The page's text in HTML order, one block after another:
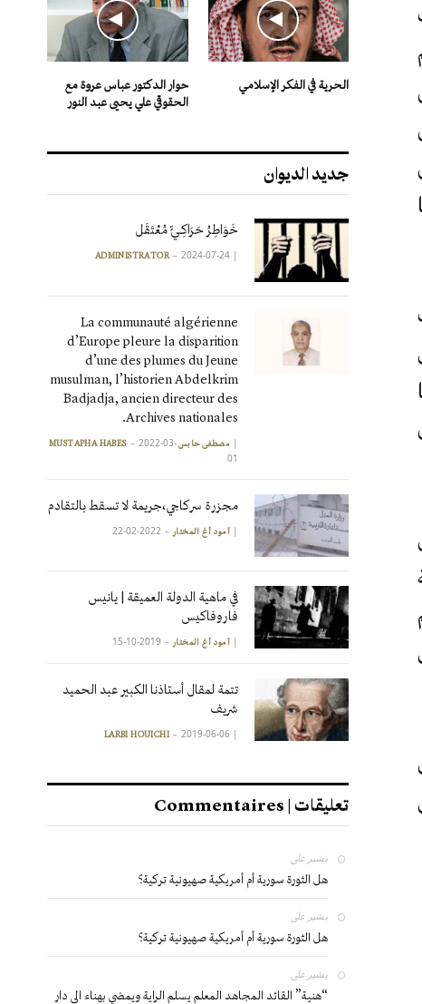
الحرية في الفكر الإسلامي
حوار الدكتور عباس عروة مع
الحقوقي علي يحيى عبد النور
جديد الديوان
خَوَاطِرُ حَرَاكِـيٍّ مُعْتَقَل
|
ADMINISTRATOR 2024-07-24
La communauté algérienne
d’Europe pleure la disparition
d’une des plumes du Jeune
musulman, l’historien Abdelkrim
Badjadja, ancien directeur des
Archives nationales.
| مصطفى حابس MUSTAPHA HABES2022-03-
01
مجزرة سركاجي،جريمة لا تسقط بالتقادم
| آمود أغ المختار 2022-02-22
في ماهية الدولة العميقة | يانيس
فاروفاكيس
| آمود أغ المختار 2019-10-15
تتمة لمقال أستاذنا الكبير عبد الحميد
شريف
|
LARBI HOUICHI 2019-06-06
تعليقات | Commentaires
بشير على
هل الثورة سورية أم أمريكية صهيونية تركية؟
بشير على
هل الثورة سورية أم أمريكية صهيونية تركية؟
بشير على
“هنية” القائد المجاهد المعلم يسلم الراية ويمضي بهناء الى دار